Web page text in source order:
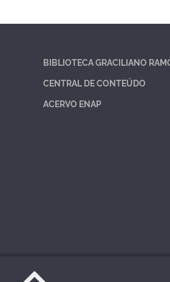
BIBLIOTECA GRACILIANO
CENTRAL DE CONTEÚDO
ACERVO ENAP